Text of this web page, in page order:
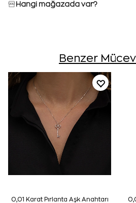
Hangi mağazada var?
Benzer
0,01 Karat Pırlanta Aşk Anahtarı